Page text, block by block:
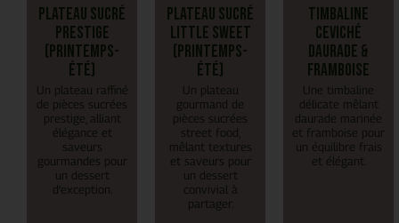
Plateau Sucré
Prestige
(Printemps-
Été)
Un plateau raffiné
de pièces sucrées
prestige, alliant
élégance et
saveurs
gourmandes pour
un dessert
d’exception.
Plateau Sucré
Little Sweet
(Printemps-
Été)
Un plateau
gourmand de
pièces sucrées
street food,
mêlant textures
et saveurs pour
un dessert
convivial à
partager.
Timbaline
Ceviché
daurade &
framboise
Une timbaline
délicate mêlant
daurade marinée
et framboise pour
un équilibre frais
et élégant.